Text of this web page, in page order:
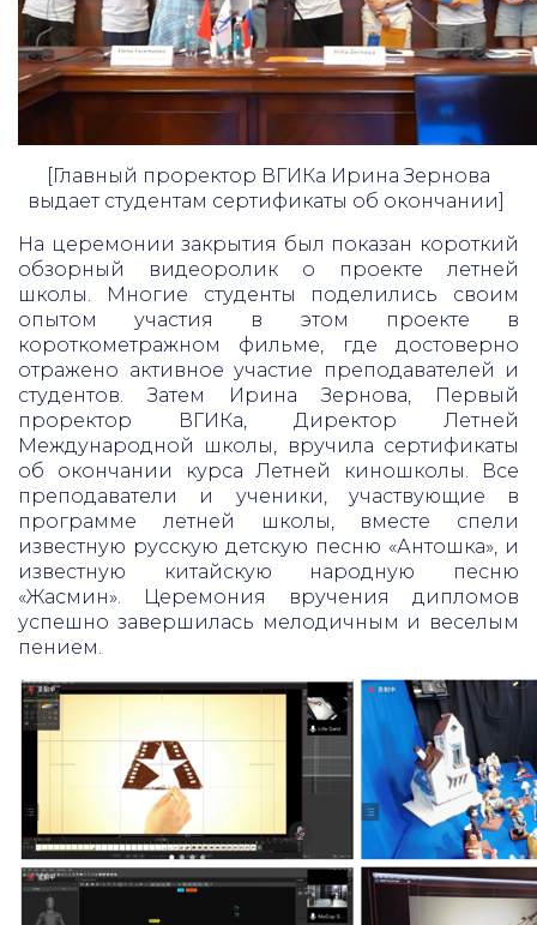
[Главный проректор ВГИКа Ирина Зернова
выдает студентам сертификаты об окончании]
На церемонии закрытия был показан короткий
обзорный видеоролик о проекте летней
школы. Многие студенты поделились своим
опытом участия в этом проекте в
короткометражном фильме, где достоверно
отражено активное участие преподавателей и
студентов. Затем Ирина Зернова, Первый
проректор ВГИКа, Директор Летней
Международной школы, вручила сертификаты
об окончании курса Летней киношколы. Все
преподаватели и ученики, участвующие в
программе летней школы, вместе спели
известную русскую детскую песню «Антошка», и
известную китайскую народную песню
«Жасмин». Церемония вручения дипломов
успешно завершилась мелодичным и веселым
пением.